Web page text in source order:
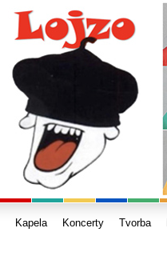
Kapela Koncerty Tvorba